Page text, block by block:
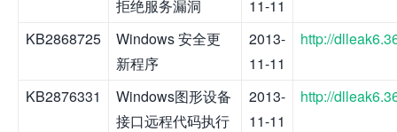
拒绝服务漏洞
11-11
KB2868725
Windows 安全更
新程序
2013-
11-11
http://
KB2876331
Windows图形设备
接口远程代码执行
2013-
11-11
http://